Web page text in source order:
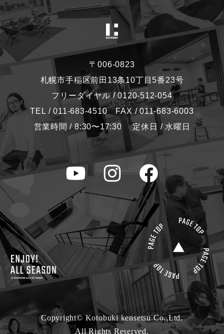
〒006-0823
札幌市手稲区前田13条10丁目5番23号
フリーダイヤル / 0120-512-054
TEL / 011-683-4510 FAX / 011-683-6003
営業時間 / 8:30〜17:30 定休日 / 水曜日
Copyright© Kotobuki kensetsu Co.,Ltd.
All Rights Reserved.